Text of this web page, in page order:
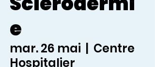
e
mar. 26 mai
  |
Centre
Hospitalier